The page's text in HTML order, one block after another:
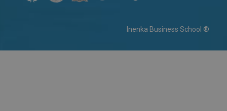
Inenka Business School ®